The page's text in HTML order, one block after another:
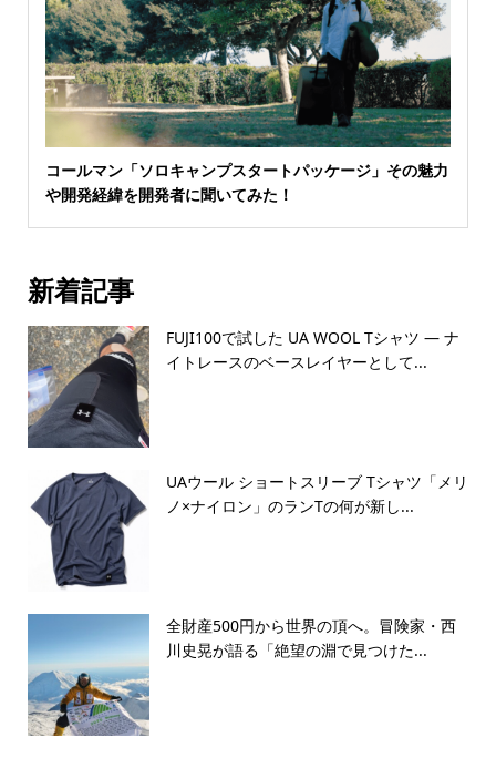
コールマン「ソロキャンプスタートパッケージ」その魅力
や開発経緯を開発者に聞いてみた！
新着記事
FUJI100で試した UA WOOL Tシャツ — ナ
イトレースのベースレイヤーとして...
UAウール ショートスリーブ Tシャツ「メリ
ノ×ナイロン」のランTの何が新し...
全財産500円から世界の頂へ。冒険家・西
川史晃が語る「絶望の淵で見つけた...